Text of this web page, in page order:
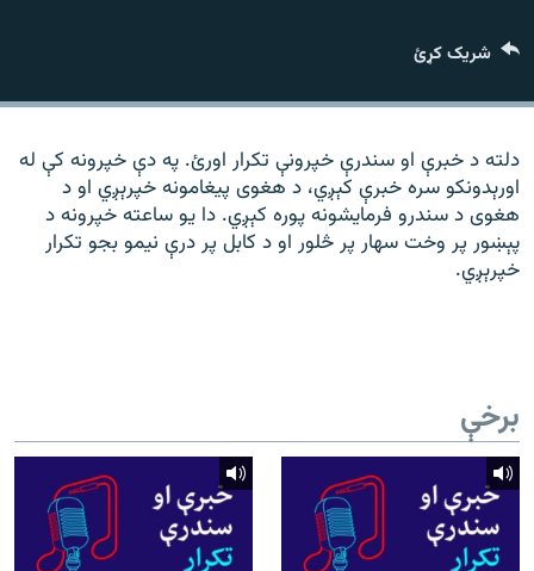
موږ وڅارئ
د ازادې اروپا راډیو ټولې ووبپاڼې
شریک کړئ
دلته د خبرې او سندرې خپرونې تکرار اورئ. په دې خپرونه کې له
اورېدونکو سره خبرې کېږي، د هغوی پیغامونه خپرېږي او د
هغوی د سندرو فرمایشونه پوره کېږي. دا یو ساعته خپرونه د
پېښور پر وخت سهار پر څلور او د کابل پر درې نیمو بجو تکرار
خپرېږي.
برخې